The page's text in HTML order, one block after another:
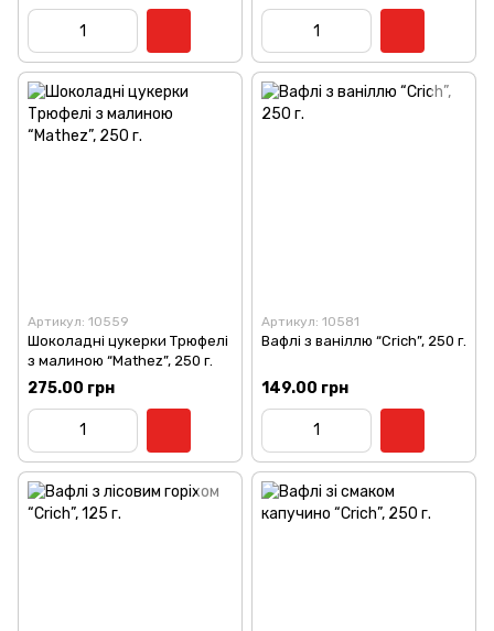
Артикул: 10559
Шоколадні цукерки Трюфелі
з малиною “Mathez”, 250 г.
275.00 грн
Артикул: 10581
Вафлі з ваніллю “Crich”, 250 г.
149.00 грн